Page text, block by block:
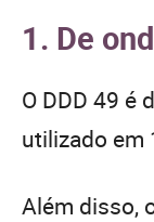
1. De
O DDD 49 é
utilizado em
Além disso,